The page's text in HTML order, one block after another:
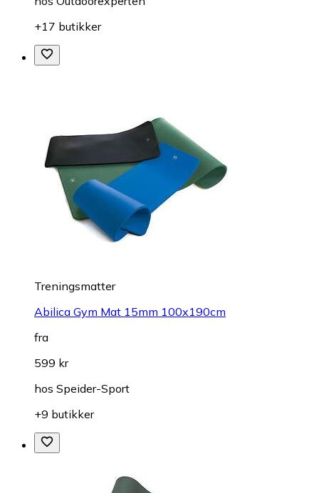
+17 butikker
Treningsmatter
Abilica Gym Mat 15mm 100x190cm
fra
599 kr
hos Speider-Sport
+9 butikker